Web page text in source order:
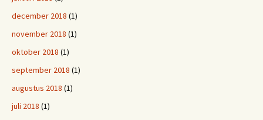
december 2018 (1)
november 2018 (1)
oktober 2018 (1)
september 2018 (1)
augustus 2018 (1)
juli 2018 (1)